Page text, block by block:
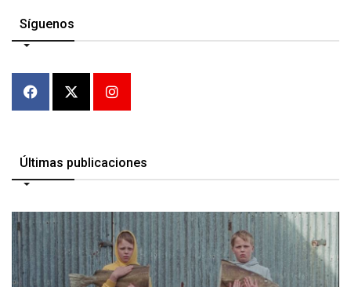
Síguenos
Últimas publicaciones